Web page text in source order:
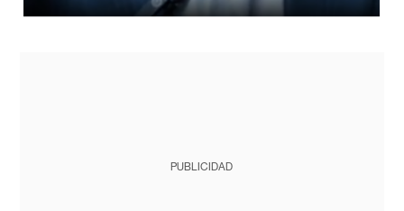
PUBLICIDAD